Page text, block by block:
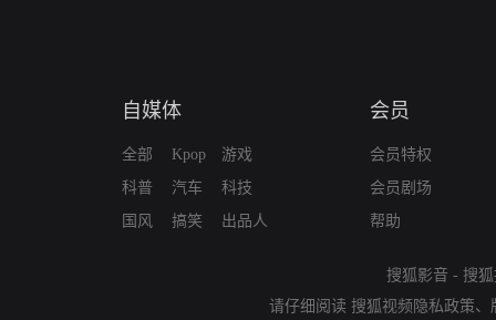
自媒体
全部
科普
国风
Kpop
汽车
搞笑
游戏
科技
出品人
会员
会员特权
会员剧场
帮助
搜狐影音 - 搜
请仔细阅读 搜狐视频隐私政策、